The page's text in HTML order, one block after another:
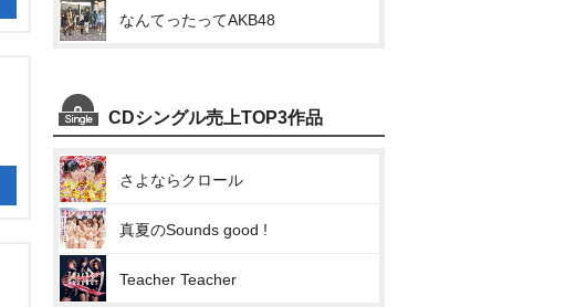
なんてったってAKB48
CDシングル売上TOP3作品
さよならクロール
真夏のSounds good !
Teacher Teacher